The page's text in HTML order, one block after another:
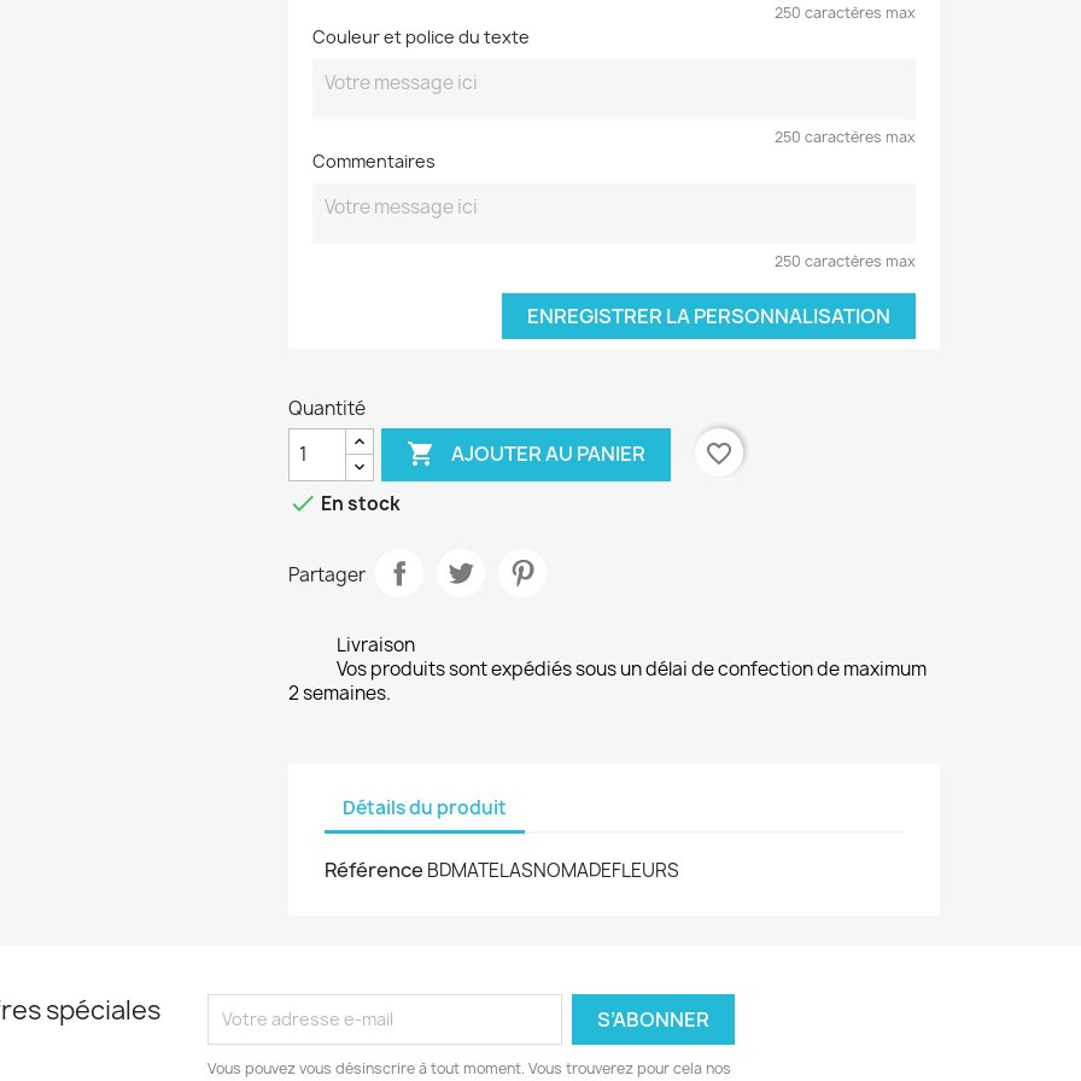
250 caractères max
Couleur et police du texte
250 caractères max
Commentaires
250 caractères max
ENREGISTRER LA PERSONNALISATION
Quantité
 AJOUTER AU PANIER
favorite_border
 En stock
Partager
Livraison
Vos produits sont expédiés sous un délai de confection de maximum
2 semaines.
Détails du produit
Référence BDMATELASNOMADEFLEURS
spéciales
Vous pouvez vous désinscrire à tout moment. Vous trouverez pour cela nos